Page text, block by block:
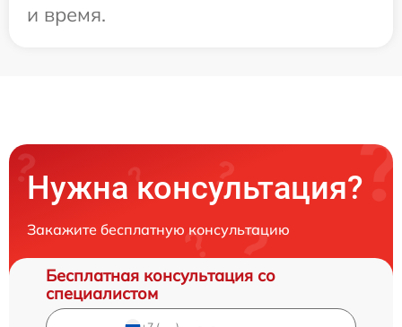
и время.
Нужна консультация?
Закажите бесплатную консультацию
Бесплатная консультация со
специалистом